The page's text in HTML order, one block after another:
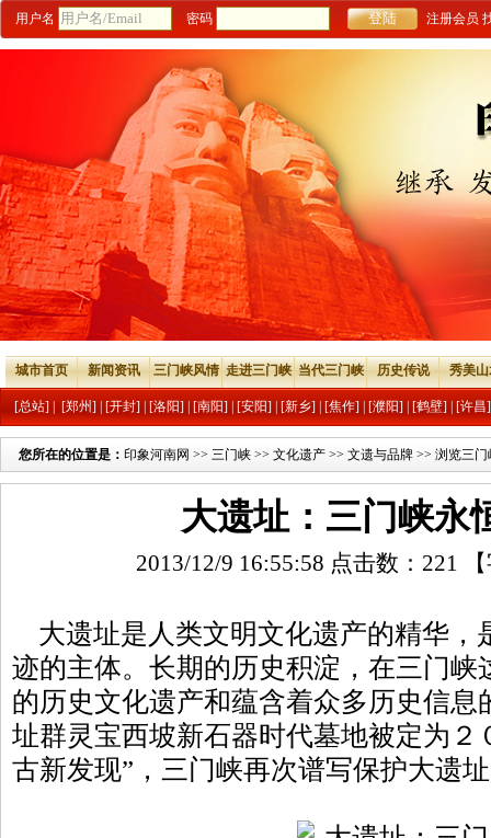
用户名 密码 注册会员
城市首页 新闻资讯 三门峡风情 走进三门峡 当代三门峡 历史传说 秀美
[总站] [郑州] [开封] [洛阳] [南阳] [安阳] [新乡] [焦作] [濮阳] [鹤壁] [许昌]
您所在的位置是： 印象河南网 >> 三门峡 >> 文化遗产 >> 文遗与品牌 >> 浏览三门
大遗址：三门峡永
2013/12/9 16:55:58 点击数： 221
大遗址是人类文明文化遗产的精华，
迹的主体。长期的历史积淀，在三门峡
的历史文化遗产和蕴含着众多历史信息
址群灵宝西坡新石器时代墓地被定为２
古新发现”，三门峡再次谱写保护大遗